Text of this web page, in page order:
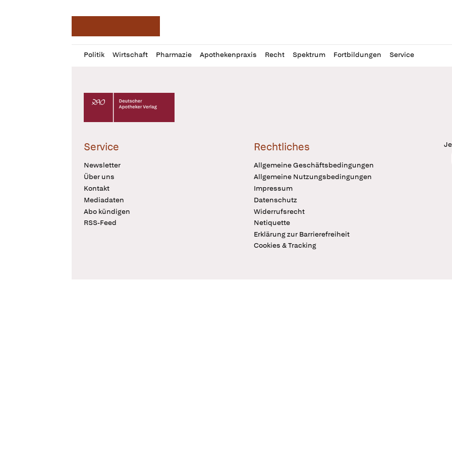
Politik Wirtschaft Pharmazie Apothekenpraxis Recht Spektrum Fortbildungen Service
Profil
öffnen
Daz
Pur
Deutscher Apotheker Verlag Logo
Service
Newsletter
Über uns
Kontakt
Mediadaten
Abo kündigen
RSS-Feed
Rechtliches
Allgemeine Geschäftsbedingungen
Allgemeine Nutzungsbedingungen
Impressum
Datenschutz
Widerrufsrecht
Netiquette
Erklärung zur Barrierefreiheit
Cookies & Tracking